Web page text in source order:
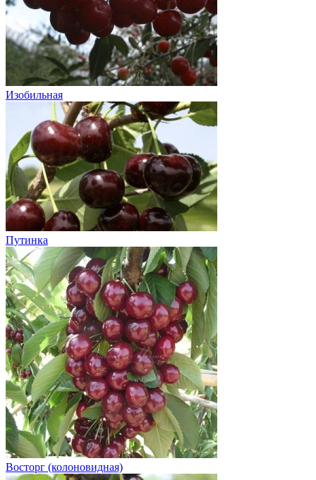
Изобильная
Путинка
Восторг (колоновидная)